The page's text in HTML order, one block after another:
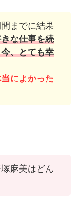
までに結果
な仕事を続
、とても幸
によかった
麻美はどん